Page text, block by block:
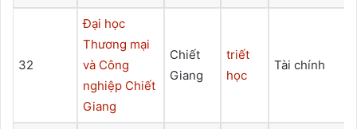
32
Đại học
Thương mại
và Công
nghiệp Chiết
Giang
Chiết
Giang
triết
học
Tài chính